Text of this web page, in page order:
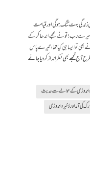
زندگی بہت تنگ ہوگی اور قیامت
رب! تونے مجھے اندھاکرکے
بھی تو ایسا ہی کیا تھا، تیرے پاس
آج تجھے بھی نظر انداز کردیا جائے
اندوزی کے حوالے سے حدیث
کی آمد اورذخیرہ اندوزی